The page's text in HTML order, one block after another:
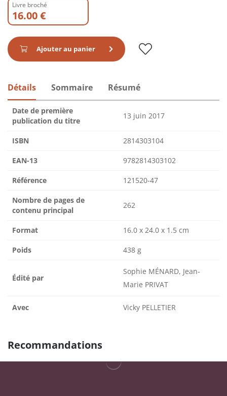
Livre broché
16.00 €
Ajouter au panier
Détails Sommaire Résumé
Date de première
publication du titre
13 juin 2017
ISBN 2814303104
EAN-13 9782814303102
Référence 121520-47
Nombre de pages de
contenu principal
262
Format 16.0 x 24.0 x 1.5 cm
Poids 438 g
Édité par
Sophie MÉNARD, Jean-
Marie PRIVAT
Avec Vicky PELLETIER
Recommandations